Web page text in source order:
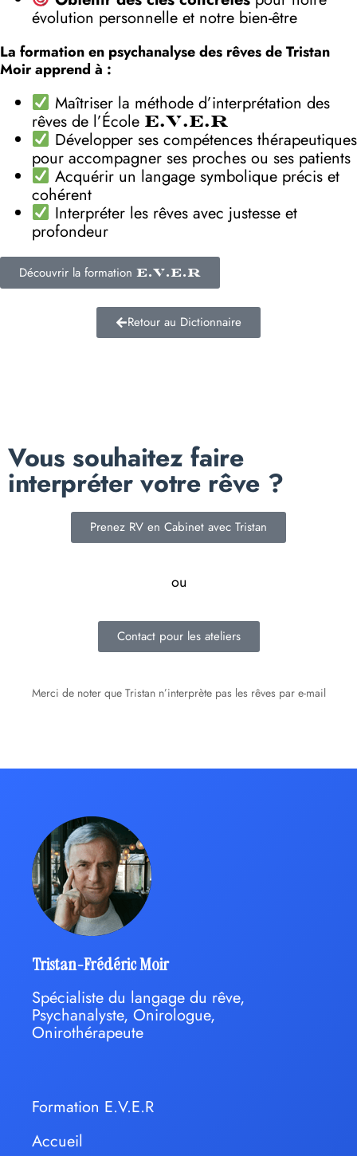
évolution personnelle et notre bien-être
La formation en psychanalyse des rêves de Tristan
Moir apprend à :
Maîtriser la méthode d’interprétation des
rêves de l’École E.V.E.R
Développer ses compétences thérapeutiques
pour accompagner ses proches ou ses patients
Acquérir un langage symbolique précis et
cohérent
Interpréter les rêves avec justesse et
profondeur
Découvrir la formation E.V.E.R
Retour au Dictionnaire
Vous souhaitez faire
interpréter votre rêve ?
Prenez RV en Cabinet avec Tristan
ou
Contact pour les ateliers
Merci de noter que Tristan n’interprète pas les rêves par e-mail
Tristan-Frédéric Moir
Spécialiste du langage du rêve,
Psychanalyste, Onirologue,
Onirothérapeute
Formation E.V.E.R
Accueil